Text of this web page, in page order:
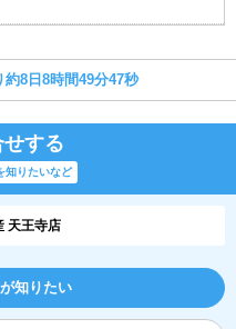
約8日8時間49分47秒
する
知りたいなど
天王寺店
知りたい